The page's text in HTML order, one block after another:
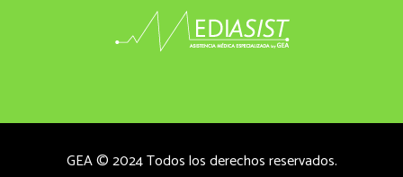
GEA © 2024 Todos los derechos reservados.